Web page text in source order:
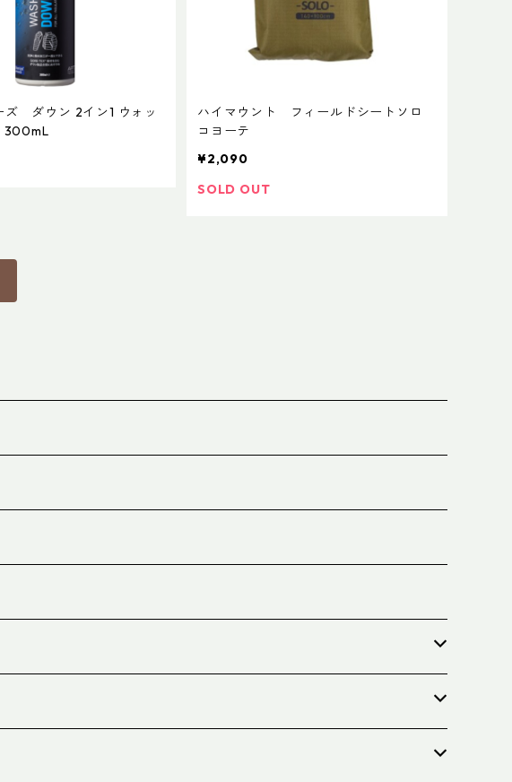
ズ ダウン 2イン1 ウォッ
300mL
ハイマウント フィールドシートソロ
コヨーテ
¥2,090
SOLD OUT